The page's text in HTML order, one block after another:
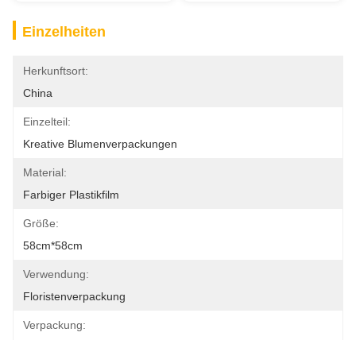
Einzelheiten
Herkunftsort:
China
Einzelteil:
Kreative Blumenverpackungen
Material:
Farbiger Plastikfilm
Größe:
58cm*58cm
Verwendung:
Floristenverpackung
Verpackung: